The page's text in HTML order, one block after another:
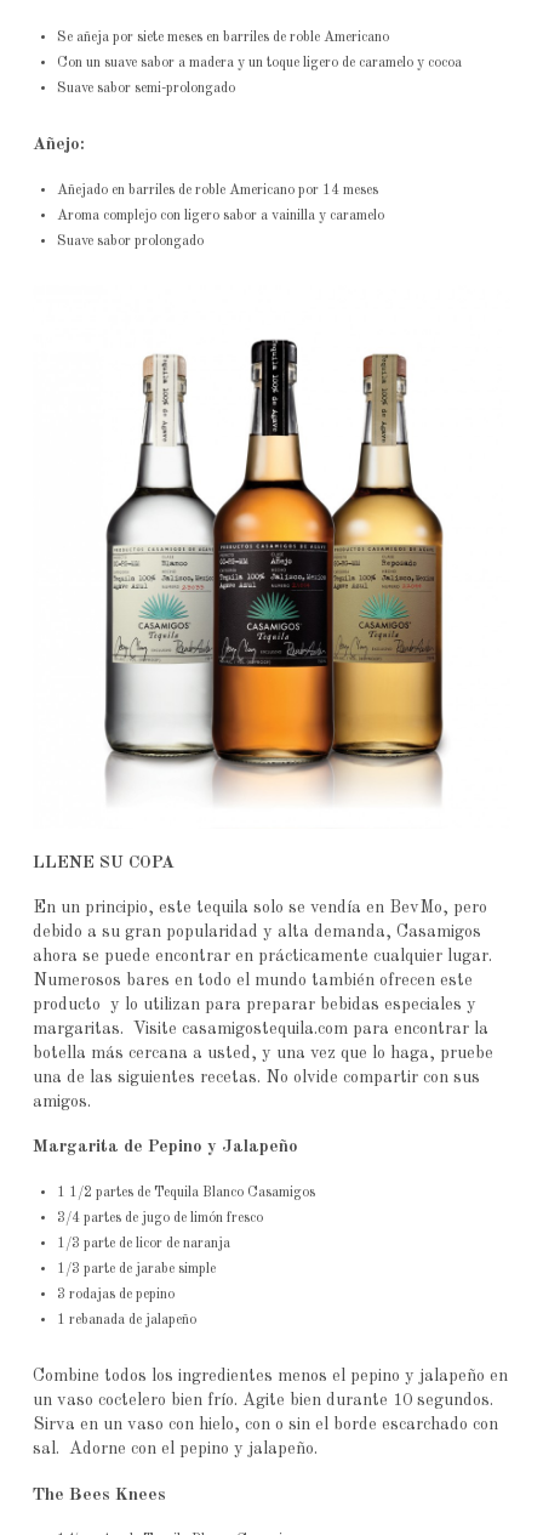
Se añeja por siete meses en barriles de roble Americano
Con un suave sabor a madera y un toque ligero de caramelo y cocoa
Suave sabor semi-prolongado
Añejo:
Añejado en barriles de roble Americano por 14 meses
Aroma complejo con ligero sabor a vainilla y caramelo
Suave sabor prolongado
LLENE SU COPA
En un principio, este tequila solo se vendía en BevMo, pero
debido a su gran popularidad y alta demanda, Casamigos
ahora se puede encontrar en prácticamente cualquier lugar.
Numerosos bares en todo el mundo también ofrecen este
producto y lo utilizan para preparar bebidas especiales y
margaritas. Visite casamigostequila.com para encontrar la
botella más cercana a usted, y una vez que lo haga, pruebe
una de las siguientes recetas. No olvide compartir con sus
amigos.
Margarita de Pepino y Jalapeño
1 1/2 partes de Tequila Blanco Casamigos
3/4 partes de jugo de limón fresco
1/3 parte de licor de naranja
1/3 parte de jarabe simple
3 rodajas de pepino
1 rebanada de jalapeño
Combine todos los ingredientes menos el pepino y jalapeño en
un vaso coctelero bien frío. Agite bien durante 10 segundos.
Sirva en un vaso con hielo, con o sin el borde escarchado con
sal. Adorne con el pepino y jalapeño.
The Bees Knees